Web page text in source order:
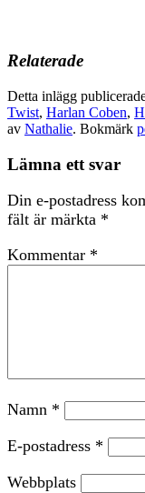
Relaterade
Detta inlägg
Twist, Harlan Coben,
av Nathalie. Bokmärk
Lämna ett svar
Din e-postadress
fält är märkta *
Kommentar *
Namn *
E-postadress *
Webbplats